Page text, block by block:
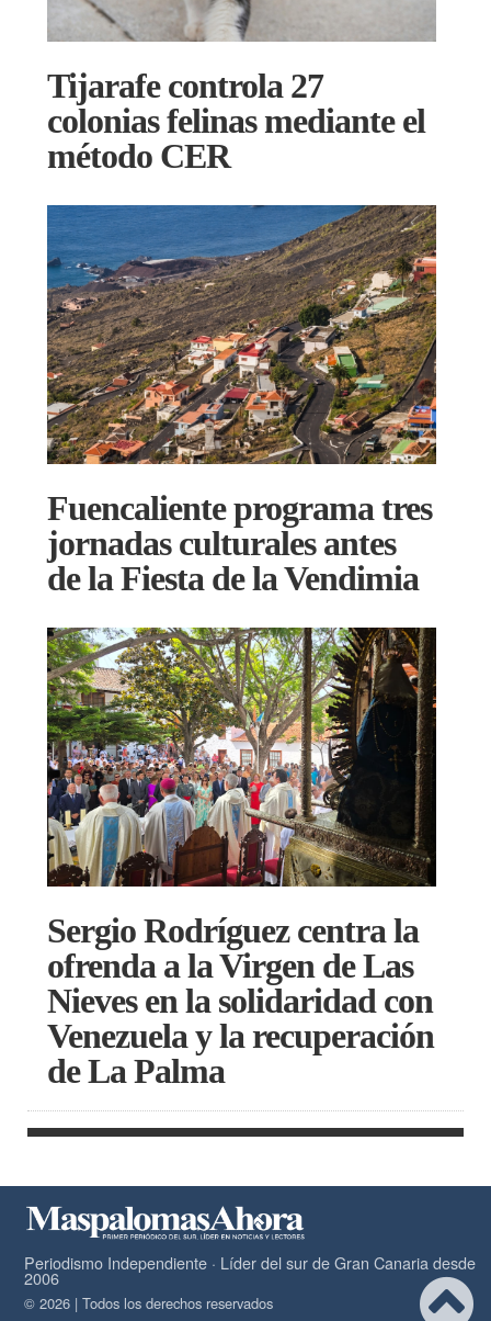
Tijarafe controla 27
colonias felinas mediante el
método CER
Fuencaliente programa tres
jornadas culturales antes
de la Fiesta de la Vendimia
Sergio Rodríguez centra la
ofrenda a la Virgen de Las
Nieves en la solidaridad con
Venezuela y la recuperación
de La Palma
Periodismo Independiente · Líder del sur de Gran Canaria desde
2006
© 2026 | Todos los derechos reservados